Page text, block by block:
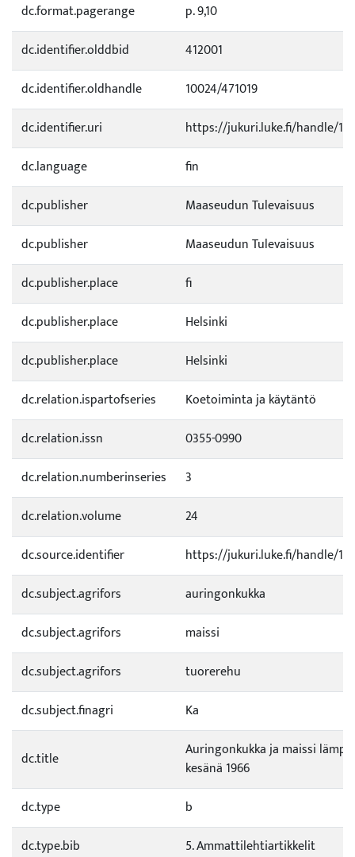
dc.format.pagerange
p. 9,10
dc.identifier.olddbid
412001
dc.identifier.oldhandle
10024/471019
dc.identifier.uri
https://jukuri.luke.fi/handle/
dc.language
fin
dc.publisher
Maaseudun Tulevaisuus
dc.publisher
Maaseudun Tulevaisuus
dc.publisher.place
fi
dc.publisher.place
Helsinki
dc.publisher.place
Helsinki
dc.relation.ispartofseries
Koetoiminta ja käytäntö
dc.relation.issn
0355-0990
dc.relation.numberinseries
3
dc.relation.volume
24
dc.source.identifier
https://jukuri.luke.fi/handle/
dc.subject.agrifors
auringonkukka
dc.subject.agrifors
maissi
dc.subject.agrifors
tuorerehu
dc.subject.finagri
Ka
dc.title
Auringonkukka ja maissi
kesänä 1966
dc.type
b
dc.type.bib
5. Ammattilehtiartikkelit